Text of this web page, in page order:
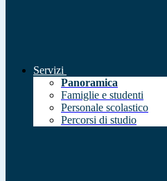
Servizi
Panoramica
Famiglie e studenti
Personale scolastico
Percorsi di studio